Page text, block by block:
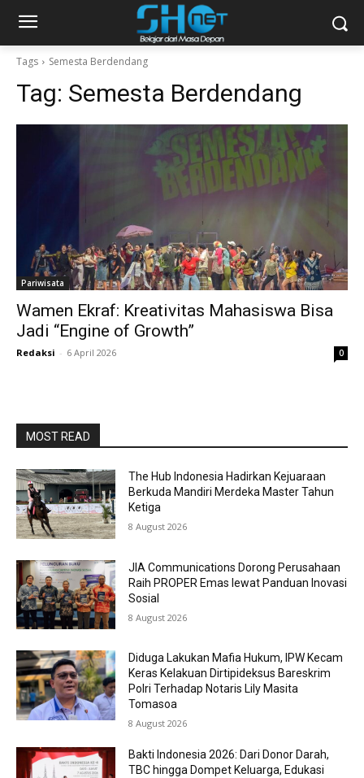
Tags Semesta Berdendang
Tag: Semesta Berdendang
Pariwisata
Wamen Ekraf: Kreativitas Mahasiswa Bisa
Jadi “Engine of Growth”
Redaksi - 6 April 2026 0
MOST READ
The Hub Indonesia Hadirkan Kejuaraan
Berkuda Mandiri Merdeka Master Tahun
Ketiga
8 August 2026
JIA Communications Dorong Perusahaan
Raih PROPER Emas lewat Panduan Inovasi
Sosial
8 August 2026
Diduga Lakukan Mafia Hukum, IPW Kecam
Keras Kelakuan Dirtipideksus Bareskrim
Polri Terhadap Notaris Lily Masita
Tomasoa
8 August 2026
Bakti Indonesia 2026: Dari Donor Darah,
TBC hingga Dompet Keluarga, Edukasi